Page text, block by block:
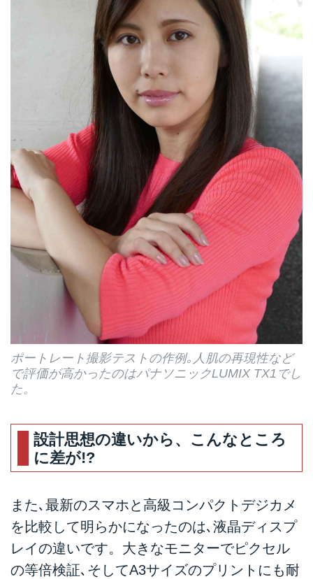
ポートレート撮影テストの作例｡人肌の再現性など
で評価が高かったのはパナソニックLUMIX TX1でし
た。
設計思想の違いから、こんなところ
に差が!?
また､最新のスマホと高級コンパクトデジカメ
を比較して明らかになったのは､液晶ディスプ
レイの違いです。大きなモニターでピクセル
の等倍検証､そしてA3サイズのプリントにも耐